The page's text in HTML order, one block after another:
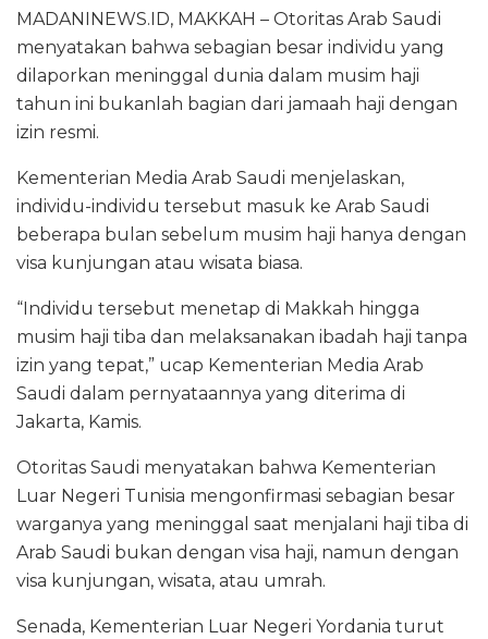
MADANINEWS.ID, MAKKAH – Otoritas Arab Saudi
menyatakan bahwa sebagian besar individu yang
dilaporkan meninggal dunia dalam musim haji
tahun ini bukanlah bagian dari jamaah haji dengan
izin resmi.
Kementerian Media Arab Saudi menjelaskan,
individu-individu tersebut masuk ke Arab Saudi
beberapa bulan sebelum musim haji hanya dengan
visa kunjungan atau wisata biasa.
“Individu tersebut menetap di Makkah hingga
musim haji tiba dan melaksanakan ibadah haji tanpa
izin yang tepat,” ucap Kementerian Media Arab
Saudi dalam pernyataannya yang diterima di
Jakarta, Kamis.
Otoritas Saudi menyatakan bahwa Kementerian
Luar Negeri Tunisia mengonfirmasi sebagian besar
warganya yang meninggal saat menjalani haji tiba di
Arab Saudi bukan dengan visa haji, namun dengan
visa kunjungan, wisata, atau umrah.
Senada, Kementerian Luar Negeri Yordania turut